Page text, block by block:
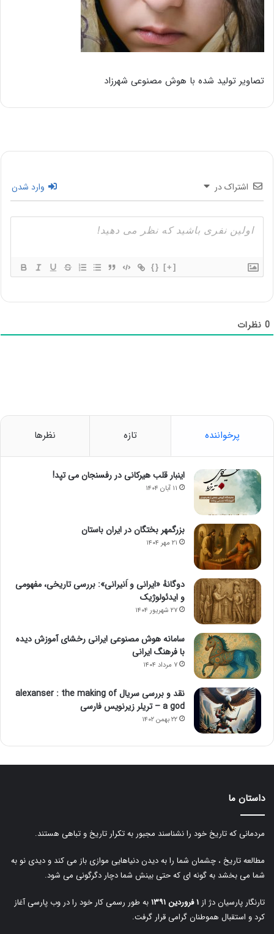
تصاویر تولید شده با هوش مصنوعی شهرزاد
اشتراک در وارد شدن
{} [+]
0 نظرات
پرخواننده تازه نظرها
اینبار قلب هیرکانی در رفسنجان می تپد!
۱۱ آبان ۱۴۰۴
بزرگمهر بختگان در ایران باستان
۲۱ مهر ۱۴۰۴
دوگانهٔ «ایرانی و اَنیرانی»: بررسی تاریخی، مفهومی
و ایدئولوژیک
۲۷ شهریور ۱۴۰۴
سامانه هوش مصنوعی ایرانی رخشای آموزش دیده
با فرهنگ ایرانی
۷ مرداد ۱۴۰۴
نقد و بررسی سریال alexanser : the making of
a god – تریلر زیرنویس فارسی
۲۲ بهمن ۱۴۰۲
داستان ما
مردمانی که تاریخ خود را نشناسند مجبور به تکرار تاریخ و تباهی هستند.
مطالعه تاریخ ، چشمان شما را به دیدن دنیاهایی موازی باز می کند و دیدی نو به
شما می بخشد به گونه ای که حتی بینش شما دچار دگرگونی می شود.
تارنگار پارسیان دژ از۱ فروردین ۱۳۹۱
به طور رسمی کار خود را در وب پارسی آغاز
کرد و استقبال هموطنان گرامی قرار گرفت.